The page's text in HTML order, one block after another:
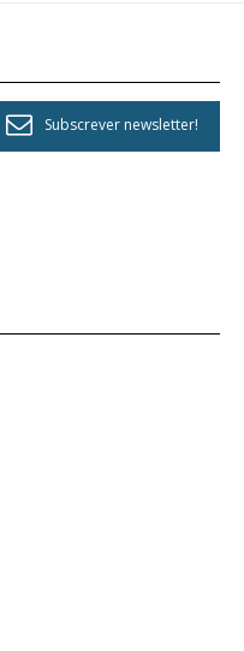
Subscrever newsletter!